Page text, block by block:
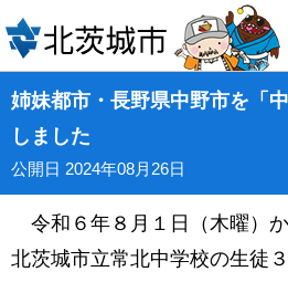
姉妹都市・長野県中野市を「
しました
公開日 2024年08月26日
令和６年８月１日（木曜）か
北茨城市立常北中学校の生徒